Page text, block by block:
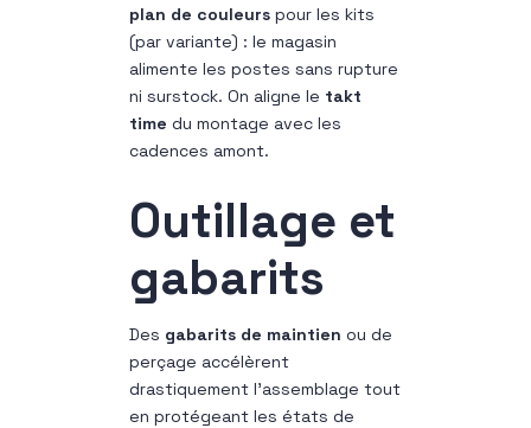
plan de couleurs pour les kits
(par variante) : le magasin
alimente les postes sans rupture
ni surstock. On aligne le takt
time du montage avec les
cadences amont.
Outillage et
gabarits
Des gabarits de maintien ou de
perçage accélèrent
drastiquement l’assemblage tout
en protégeant les états de